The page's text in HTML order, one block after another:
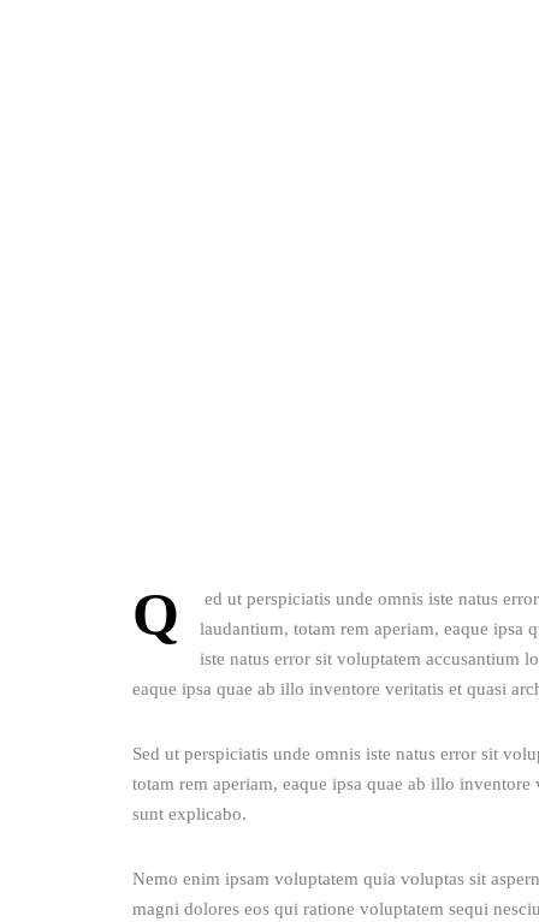
Q
ed ut perspiciatis unde omnis iste natus
laudantium, totam rem aperiam, eaque ipsa
iste natus error sit voluptatem accusantium
eaque ipsa quae ab illo inventore veritatis et quasi
Sed ut perspiciatis unde omnis iste natus error sit
totam rem aperiam, eaque ipsa quae ab illo
sunt explicabo.
Nemo enim ipsam voluptatem quia voluptas sit
magni dolores eos qui ratione voluptatem sequi